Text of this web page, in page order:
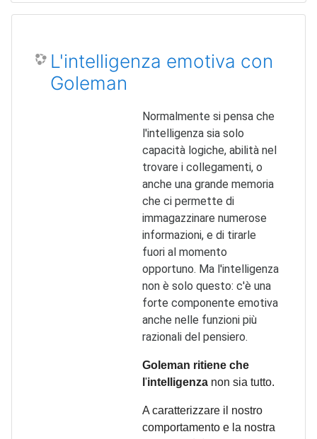
L'intelligenza emotiva con
Goleman
Normalmente si pensa che
l'intelligenza sia solo
capacità logiche, abilità nel
trovare i collegamenti, o
anche una grande memoria
che ci permette di
immagazzinare numerose
informazioni, e di tirarle
fuori al momento
opportuno. Ma l'intelligenza
non è solo questo: c'è una
forte componente emotiva
anche nelle funzioni più
razionali del pensiero.
Goleman ritiene che
l'intelligenza non sia tutto.
A caratterizzare il nostro
comportamento e la nostra